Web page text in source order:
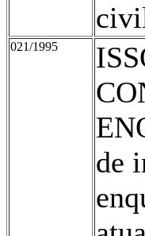
021/1995
de